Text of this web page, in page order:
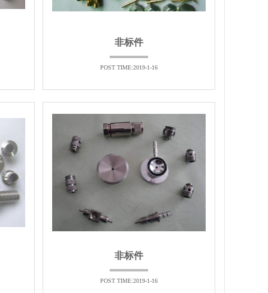
非标件
POST TIME:2019-1-16
非标件
POST TIME:2019-1-16